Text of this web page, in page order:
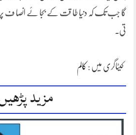
گا جب تک کہ دنیا طا قت کے بجا ئے انصا ف پر
تی۔
کیٹاگری میں : کالم
مزید